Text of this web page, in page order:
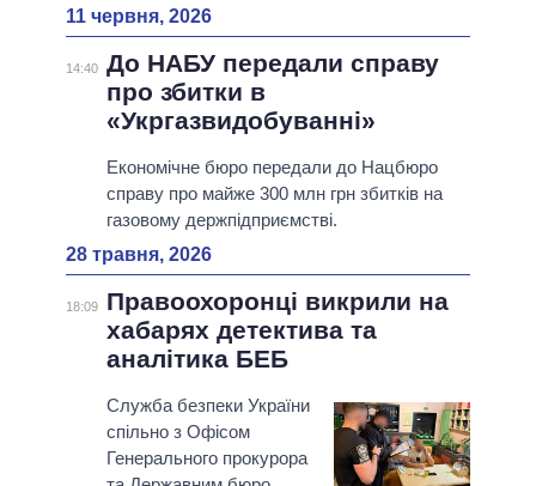
11 червня, 2026
14:40 До НАБУ передали справу
про збитки в
«Укргазвидобуванні»
Економічне бюро передали до Нацбюро
справу про майже 300 млн грн збитків на
газовому держпідприємстві.
28 травня, 2026
18:09
Правоохоронці викрили на
хабарях детектива та
аналітика БЕБ
Служба безпеки України
спільно з Офісом
Генерального прокурора